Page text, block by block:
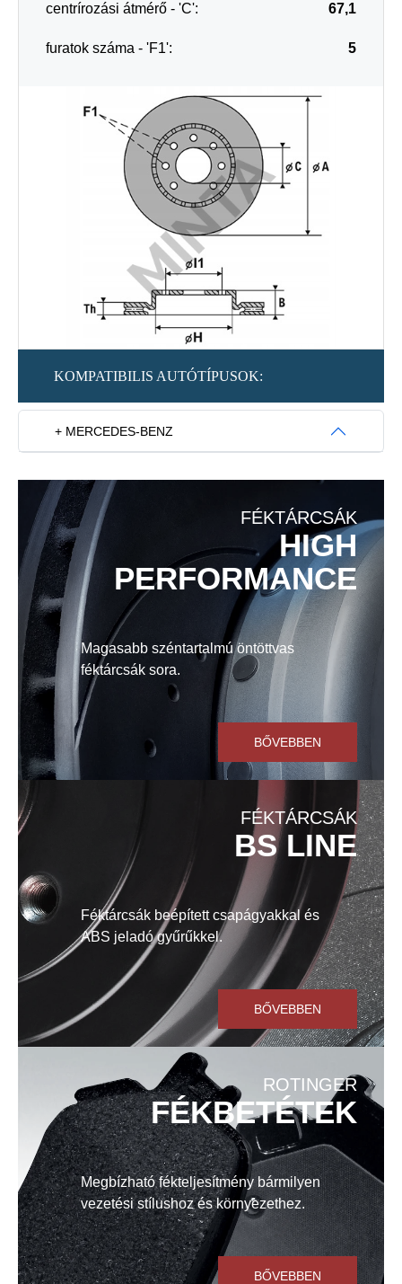
centrírozási átmérő - 'C': 67,1
furatok száma - 'F1': 5
KOMPATIBILIS AUTÓTÍPUSOK:
+ MERCEDES-BENZ
FÉKTÁRCSÁK
HIGH
PERFORMANCE
Magasabb széntartalmú öntöttvas
féktárcsák sora.
BŐVEBBEN
FÉKTÁRCSÁK
BS LINE
Féktárcsák beépített csapágyakkal és
ABS jeladó gyűrűkkel.
BŐVEBBEN
ROTINGER
FÉKBETÉTEK
Megbízható fékteljesítmény bármilyen
vezetési stílushoz és környezethez.
BŐVEBBEN